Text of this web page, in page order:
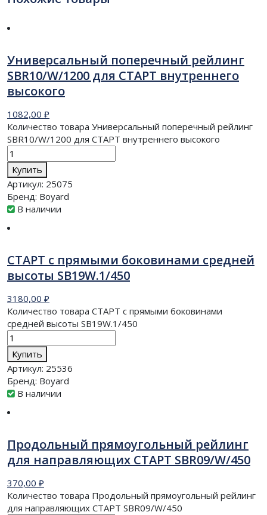
Универсальный поперечный рейлинг
SBR10/W/1200 для СТАРТ внутреннего
высокого
1082,00 ₽
Количество товара Универсальный поперечный рейлинг
SBR10/W/1200 для СТАРТ внутреннего высокого
Купить
Артикул: 25075
Бренд: Boyard
В наличии
СТАРТ с прямыми боковинами средней
высоты SB19W.1/450
3180,00 ₽
Количество товара СТАРТ с прямыми боковинами
средней высоты SB19W.1/450
Купить
Артикул: 25536
Бренд: Boyard
В наличии
Продольный прямоугольный рейлинг
для направляющих СТАРТ SBR09/W/450
370,00 ₽
Количество товара Продольный прямоугольный рейлинг
для направляющих СТАРТ SBR09/W/450